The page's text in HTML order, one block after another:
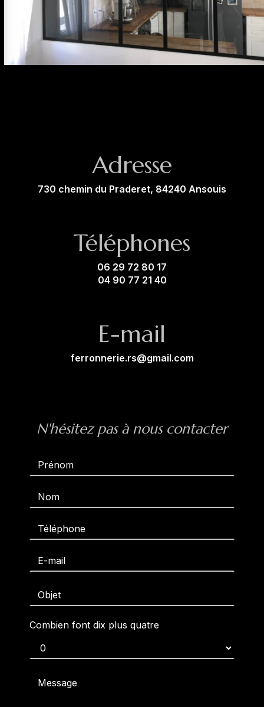
Adresse
730 chemin du Praderet, 84240 Ansouis
Téléphones
06 29 72 80 17
04 90 77 21 40
E-mail
ferronnerie.rs@gmail.com
N'hésitez pas à nous contacter
Combien font dix plus quatre